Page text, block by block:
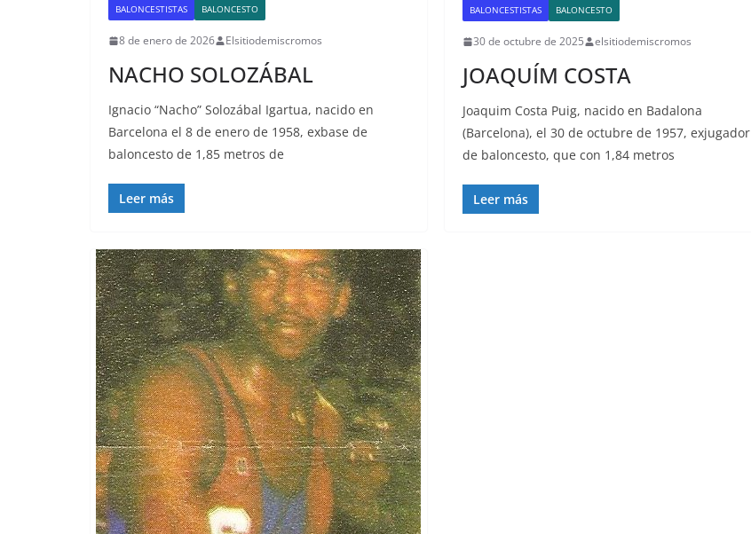
BALONCESTISTAS BALONCESTO
8 de enero de 2026 Elsitiodemiscromos
NACHO SOLOZÁBAL
Ignacio “Nacho” Solozábal Igartua, nacido en
Barcelona el 8 de enero de 1958, exbase de
baloncesto de 1,85 metros de
Leer más
BALONCESTISTAS BALONCESTO
30 de octubre de 2025 elsitiodemiscromos
JOAQUÍM COSTA
Joaquim Costa Puig, nacido en Badalona
(Barcelona), el 30 de octubre de 1957, exjugador
de baloncesto, que con 1,84 metros
Leer más